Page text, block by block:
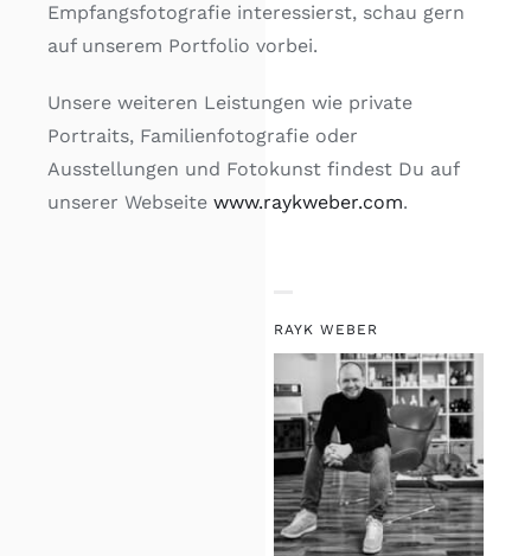
Empfangsfotografie interessierst, schau gern
auf unserem Portfolio vorbei.
Unsere weiteren Leistungen wie private
Portraits, Familienfotografie oder
Ausstellungen und Fotokunst findest Du auf
unserer Webseite www.raykweber.com.
RAYK WEBER